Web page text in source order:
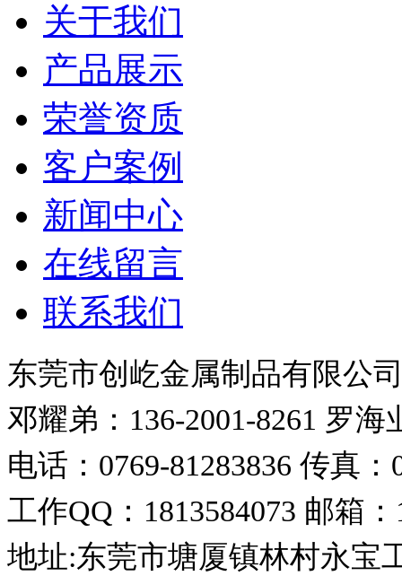
关于我们
产品展示
荣誉资质
客户案例
新闻中心
在线留言
联系我们
东莞市创屹金属制品有限公
邓耀弟：136-2001-8261 罗海
电话：0769-81283836 传真：
工作QQ：1813584073 邮箱：
地址:东莞市塘厦镇林村永宝